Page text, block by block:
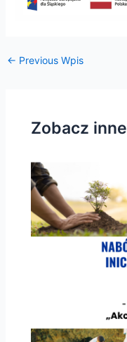
← Previous Wpis
Zobacz inne